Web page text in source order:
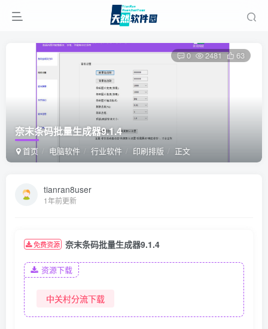
奈末条码批量生成器9.1.4
首页 电脑软件 行业软件 印刷排版 正文
0 2481 63
tianran8user
1年前更新
免费资源 奈末条码批量生成器9.1.4
资源下载
中关村分流下载